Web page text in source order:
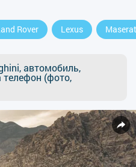
Rover Lexus
автомобиль,
телефон (фото,